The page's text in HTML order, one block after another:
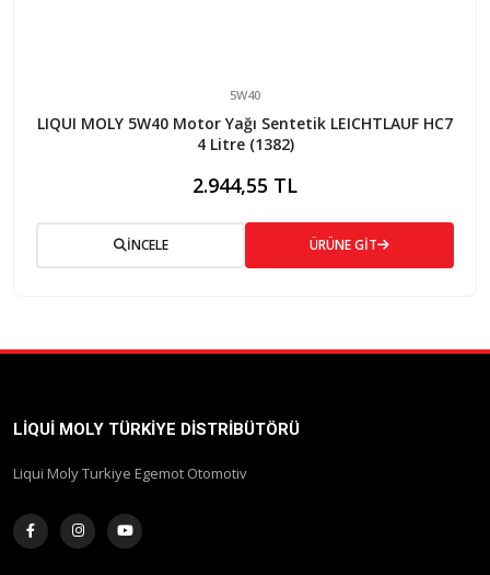
5W40
LIQUI MOLY 5W40 Motor Yağı Sentetik LEICHTLAUF HC7
4 Litre (1382)
2.944,55 TL
İNCELE ÜRÜNE GİT
LIQUI MOLY TÜRKIYE DISTRIBÜTÖRÜ
Liqui Moly Turkiye Egemot Otomotiv